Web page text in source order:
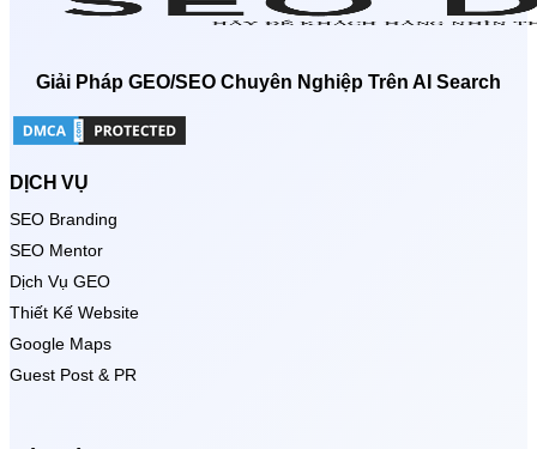
Giải Pháp GEO/SEO Chuyên Nghiệp Trên AI Search
DỊCH VỤ
SEO Branding
SEO Mentor
Dịch Vụ GEO
Thiết Kế Website
Google Maps
Guest Post & PR